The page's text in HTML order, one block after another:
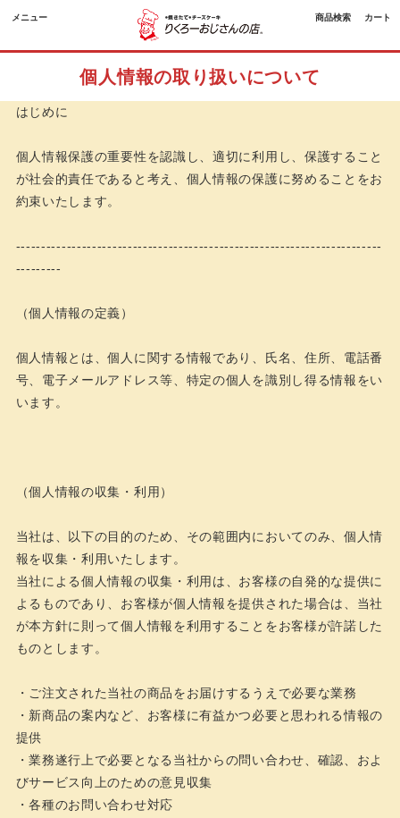
メニュー 商品検索 カート
個人情報の取り扱いについて
はじめに
個人情報保護の重要性を認識し、適切に利用し、保護すること
が社会的責任であると考え、個人情報の保護に努めることをお
約束いたします。
------------------------------------------------------------------------
---------
（個人情報の定義）
個人情報とは、個人に関する情報であり、氏名、住所、電話番
号、電子メールアドレス等、特定の個人を識別し得る情報をい
います。
（個人情報の収集・利用）
当社は、以下の目的のため、その範囲内においてのみ、個人情
報を収集・利用いたします。
当社による個人情報の収集・利用は、お客様の自発的な提供に
よるものであり、お客様が個人情報を提供された場合は、当社
が本方針に則って個人情報を利用することをお客様が許諾した
ものとします。
・ご注文された当社の商品をお届けするうえで必要な業務
・新商品の案内など、お客様に有益かつ必要と思われる情報の
提供
・業務遂行上で必要となる当社からの問い合わせ、確認、およ
びサービス向上のための意見収集
・各種のお問い合わせ対応